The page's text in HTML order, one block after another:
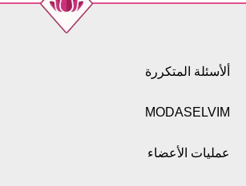
ألأسئلة المتكررة
MODASELVIM
عمليات الأعضاء